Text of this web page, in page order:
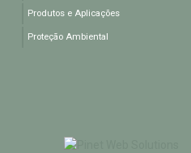
Produtos e Aplicações
Proteção Ambiental